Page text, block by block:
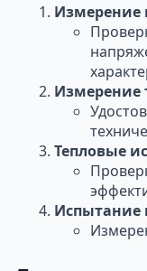
Измерение
Измерение
Тепловые
Испытание